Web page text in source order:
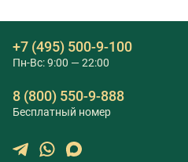
+7 (495) 500-9-100
Пн-Вс: 9:00 — 22:00
8 (800) 550-9-888
Бесплатный номер